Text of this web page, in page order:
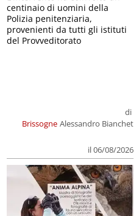
Brissogne
di
Alessandro Bianchet
il 06/08/2026
centinaio di uomini della
Polizia penitenziaria,
provenienti da tutti gli istituti
del Provveditorato